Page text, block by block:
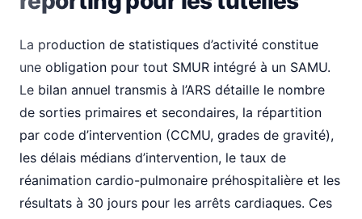
La production de statistiques d’activité constitue
une obligation pour tout SMUR intégré à un SAMU.
Le bilan annuel transmis à l’ARS détaille le nombre
de sorties primaires et secondaires, la répartition
par code d’intervention (CCMU, grades de gravité),
les délais médians d’intervention, le taux de
réanimation cardio-pulmonaire préhospitalière et les
résultats à 30 jours pour les arrêts cardiaques. Ces